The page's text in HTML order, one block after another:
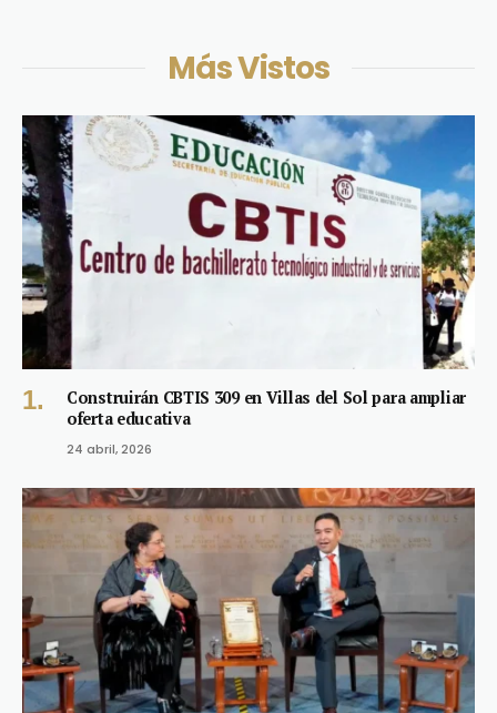
Más Vistos
Construirán CBTIS 309 en Villas del Sol para ampliar
oferta educativa
24 abril, 2026